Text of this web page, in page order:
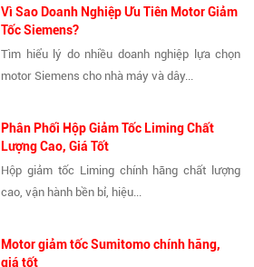
Vì Sao Doanh Nghiệp Ưu Tiên Motor Giảm
Tốc Siemens?
Tìm hiểu lý do nhiều doanh nghiệp lựa chọn
motor Siemens cho nhà máy và dây...
Phân Phối Hộp Giảm Tốc Liming Chất
Lượng Cao, Giá Tốt
Hộp giảm tốc Liming chính hãng chất lượng
cao, vận hành bền bỉ, hiệu...
Motor giảm tốc Sumitomo chính hãng,
giá tốt